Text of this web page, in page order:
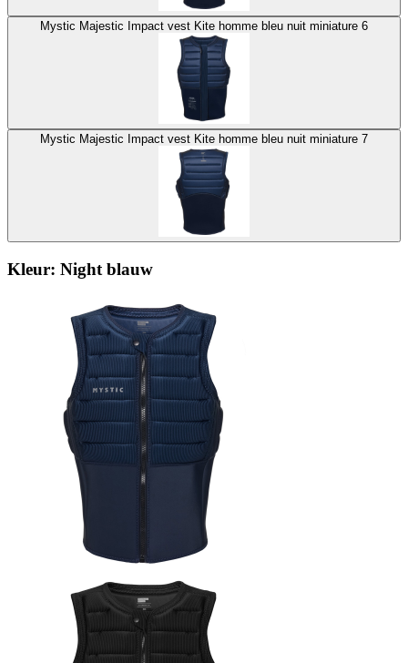
Mystic Majestic Impact vest Kite homme bleu nuit miniature 6
Mystic Majestic Impact vest Kite homme bleu nuit miniature 7
Kleur: Night blauw